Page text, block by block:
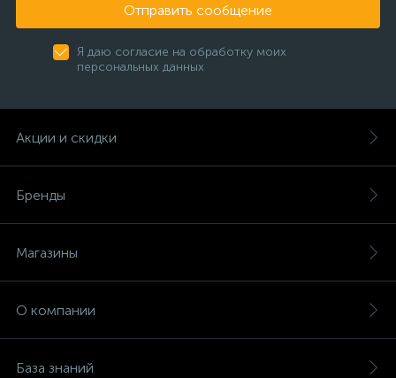
Отправить сообщение
Я даю согласие на обработку моих
персональных данных
Акции и скидки
Бренды
Магазины
О компании
База знаний